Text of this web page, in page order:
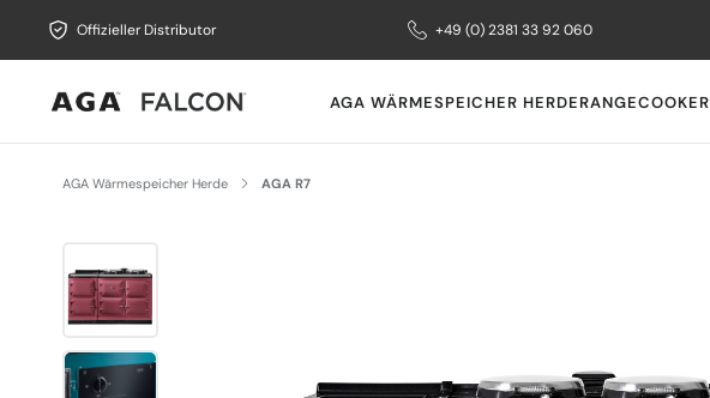
Offizieller Distributor +49 (0) 2381 33 92 060
AGA WÄRMESPEICHER HERDERANGECOOKER
AGA Wärmespeicher Herde AGA R7